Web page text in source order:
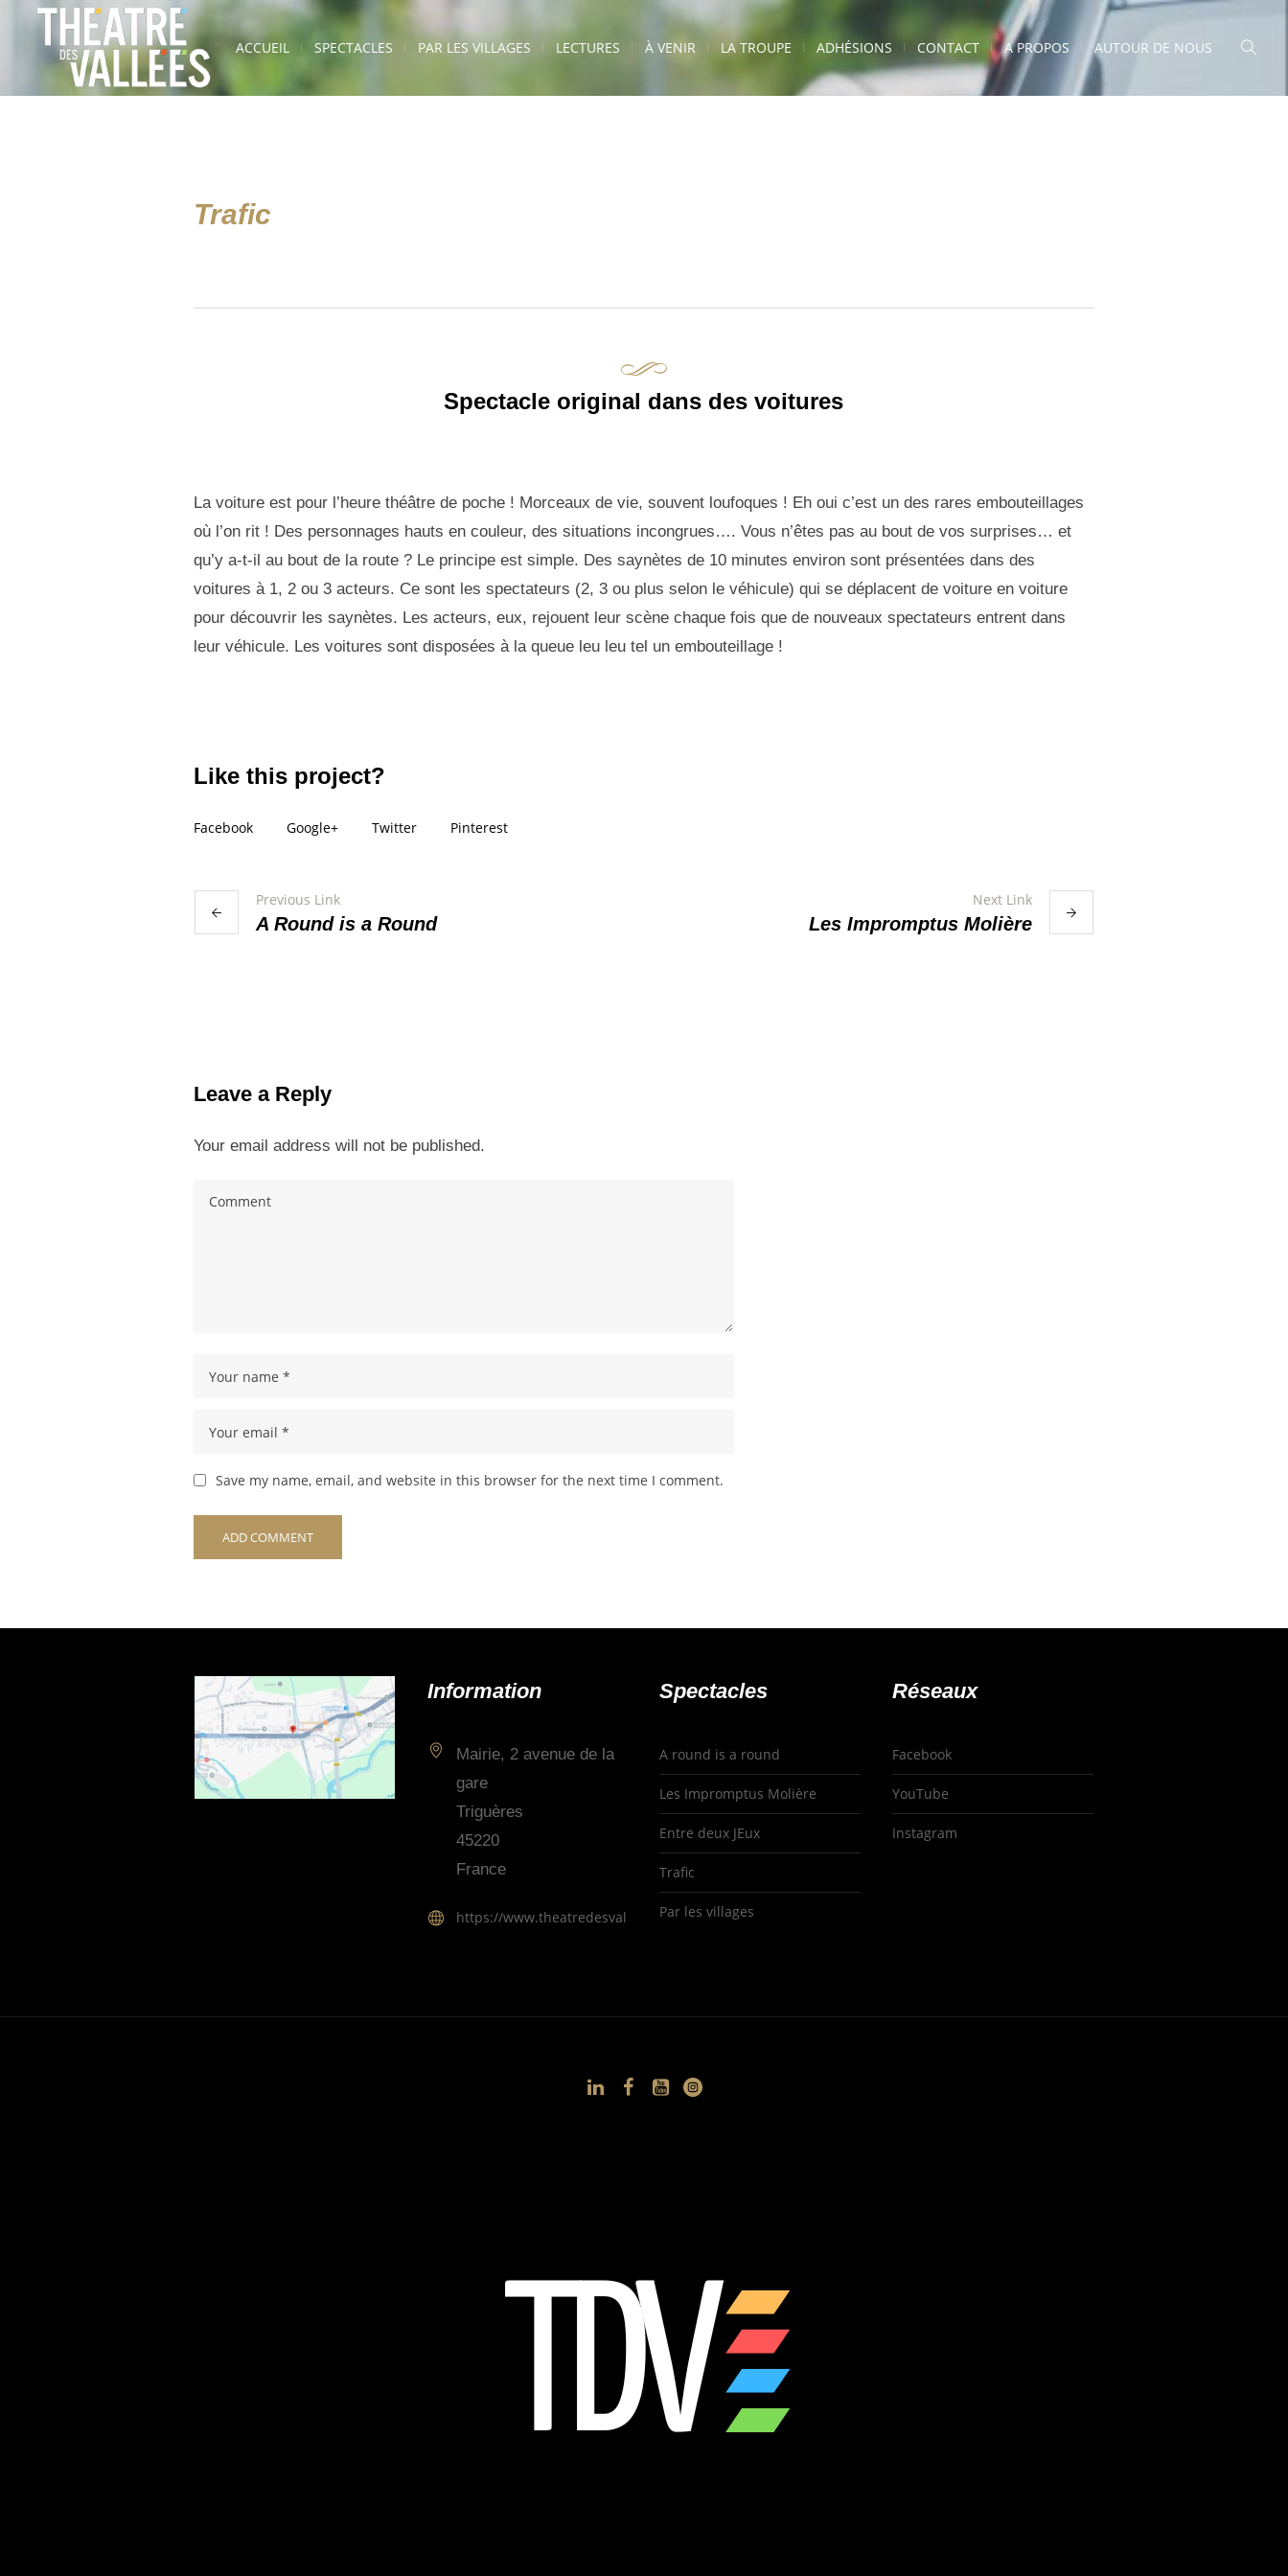
ACCUEIL SPECTACLES PAR LES VILLAGES LECTURES À VENIR LA TROUPE ADHÉSIONS CONTACT A PROPOS AUTOUR DE NOUS
Trafic
Spectacle original dans des voitures
La voiture est pour l’heure théâtre de poche ! Morceaux de vie, souvent loufoques ! Eh oui c’est un des rares embouteillages
où l’on rit ! Des personnages hauts en couleur, des situations incongrues…. Vous n’êtes pas au bout de vos surprises… et
qu’y a-t-il au bout de la route ? Le principe est simple. Des saynètes de 10 minutes environ sont présentées dans des
voitures à 1, 2 ou 3 acteurs. Ce sont les spectateurs (2, 3 ou plus selon le véhicule) qui se déplacent de voiture en voiture
pour découvrir les saynètes. Les acteurs, eux, rejouent leur scène chaque fois que de nouveaux spectateurs entrent dans
leur véhicule. Les voitures sont disposées à la queue leu leu tel un embouteillage !
Like this project?
Facebook Google+ Twitter Pinterest
Previous Link
A Round is a Round
Next Link
Les Impromptus Molière
Leave a Reply
Your email address will not be published.
Save my name, email, and website in this browser for the next time I comment.
Information
Mairie, 2 avenue de la
gare
Triguères
45220
France
https://www.theatredesvallees.fr
Spectacles
A round is a round
Les Impromptus Molière
Entre deux JEux
Trafic
Par les villages
Réseaux
Facebook
YouTube
Instagram